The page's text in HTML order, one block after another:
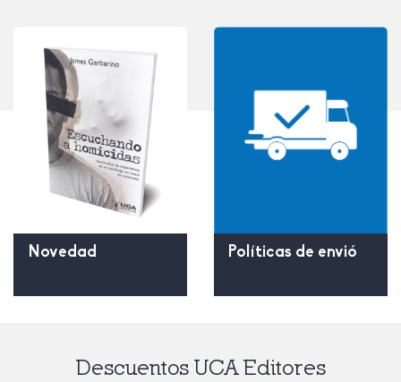
Novedad Políticas de envió
Descuentos UCA Editores